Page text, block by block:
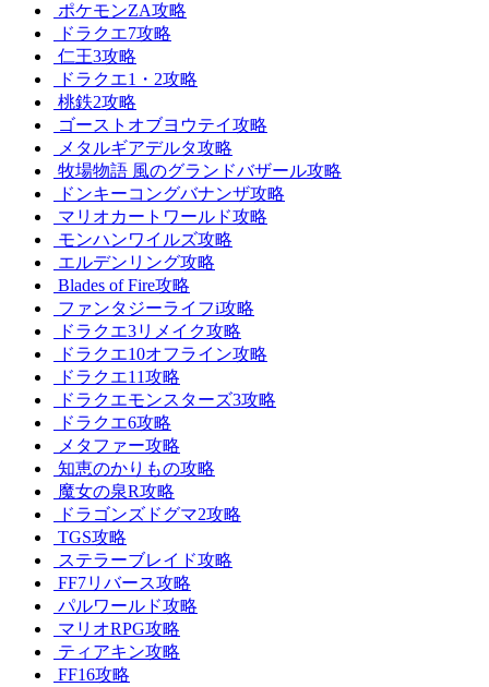
ポケモンZA攻略
ドラクエ7攻略
仁王3攻略
ドラクエ1・2攻略
桃鉄2攻略
ゴーストオブヨウテイ攻略
メタルギアデルタ攻略
牧場物語 風のグランドバザール攻略
ドンキーコングバナンザ攻略
マリオカートワールド攻略
モンハンワイルズ攻略
エルデンリング攻略
Blades of Fire攻略
ファンタジーライフi攻略
ドラクエ3リメイク攻略
ドラクエ10オフライン攻略
ドラクエ11攻略
ドラクエモンスターズ3攻略
ドラクエ6攻略
メタファー攻略
知恵のかりもの攻略
魔女の泉R攻略
ドラゴンズドグマ2攻略
TGS攻略
ステラーブレイド攻略
FF7リバース攻略
パルワールド攻略
マリオRPG攻略
ティアキン攻略
FF16攻略